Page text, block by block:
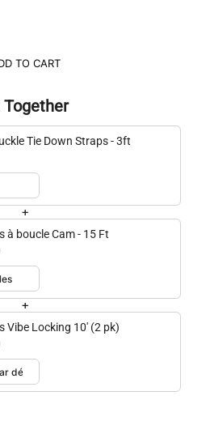
TO CART
Together
Tie Down Straps - 3ft
+
à boucle Cam - 15 Ft
+
Vibe Locking 10' (2 pk)